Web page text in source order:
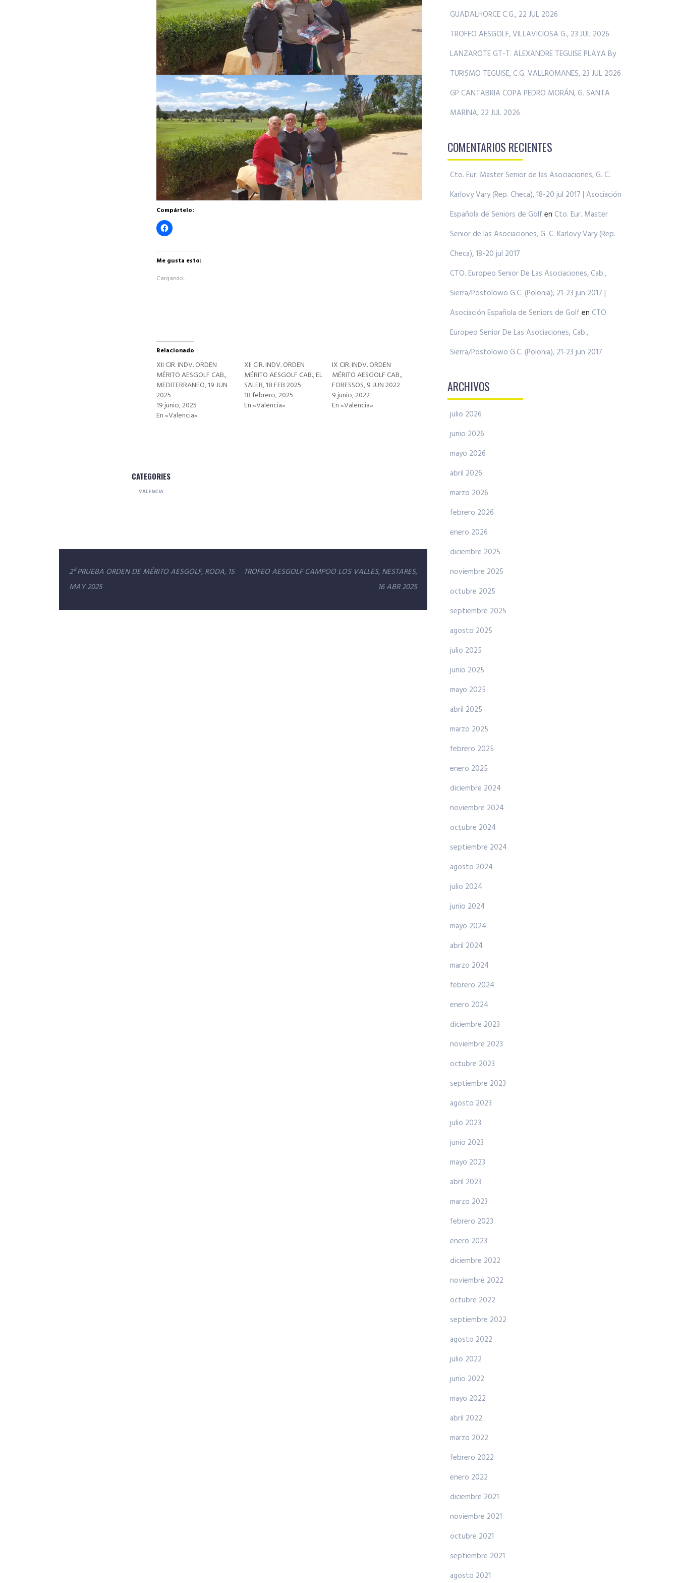
Compártelo:
Haz
clic
en
Facebook
(Se
en
Me gusta esto:
Cargando...
Relacionado
XII CIR. INDV. ORDEN
MÉRITO AESGOLF CAB.,
MEDITERRANEO, 19 JUN
2025
19 junio, 2025
En «Valencia»
XII CIR. INDV. ORDEN
MÉRITO AESGOLF CAB., EL
SALER, 18 FEB 2025
18 febrero, 2025
En «Valencia»
IX CIR. INDV. ORDEN
MÉRITO AESGOLF CAB.,
FORESSOS, 9 JUN 2022
9 junio, 2022
En «Valencia»
CATEGORIES
VALENCIA
Navegación
de
entradas
2ª PRUEBA ORDEN DE MÉRITO AESGOLF, RODA, 15
MAY 2025
TROFEO AESGOLF CAMPOO LOS VALLES, NESTARES,
16 ABR 2025
GUADALHORCE C.G., 22 JUL 2026
TROFEO AESGOLF, VILLAVICIOSA G., 23 JUL 2026
LANZAROTE GT-T. ALEXANDRE TEGUISE PLAYA By
TURISMO TEGUISE, C.G. VALLROMANES, 23 JUL 2026
GP CANTABRIA COPA PEDRO MORÁN, G. SANTA
MARINA, 22 JUL 2026
COMENTARIOS RECIENTES
Cto. Eur. Master Senior de las Asociaciones, G. C.
Karlovy Vary (Rep. Checa), 18-20 jul 2017 | Asociación
Española de Seniors de Golf en Cto. Eur. Master
Senior de las Asociaciones, G. C. Karlovy Vary (Rep.
Checa), 18-20 jul 2017
CTO. Europeo Senior De Las Asociaciones, Cab.,
Sierra/Postolowo G.C. (Polonia), 21-23 jun 2017 |
Asociación Española de Seniors de Golf en CTO.
Europeo Senior De Las Asociaciones, Cab.,
Sierra/Postolowo G.C. (Polonia), 21-23 jun 2017
ARCHIVOS
julio 2026
junio 2026
mayo 2026
abril 2026
marzo 2026
febrero 2026
enero 2026
diciembre 2025
noviembre 2025
octubre 2025
septiembre 2025
agosto 2025
julio 2025
junio 2025
mayo 2025
abril 2025
marzo 2025
febrero 2025
enero 2025
diciembre 2024
noviembre 2024
octubre 2024
septiembre 2024
agosto 2024
julio 2024
junio 2024
mayo 2024
abril 2024
marzo 2024
febrero 2024
enero 2024
diciembre 2023
noviembre 2023
octubre 2023
septiembre 2023
agosto 2023
julio 2023
junio 2023
mayo 2023
abril 2023
marzo 2023
febrero 2023
enero 2023
diciembre 2022
noviembre 2022
octubre 2022
septiembre 2022
agosto 2022
julio 2022
junio 2022
mayo 2022
abril 2022
marzo 2022
febrero 2022
enero 2022
diciembre 2021
noviembre 2021
octubre 2021
septiembre 2021
agosto 2021